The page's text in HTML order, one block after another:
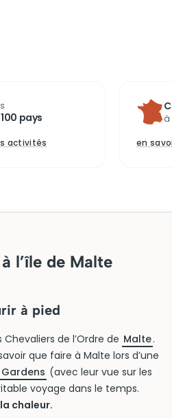
pays
activités en
l’île de Malte
à pied
Chevaliers de l’Ordre de Malte.
que faire à Malte lors d’une
(avec leur vue sur les
voyage dans le temps.
chaleur.